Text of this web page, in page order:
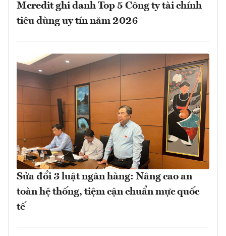
Mcredit ghi danh Top 5 Công ty tài chính
tiêu dùng uy tín năm 2026
Sửa đổi 3 luật ngân hàng: Nâng cao an
toàn hệ thống, tiệm cận chuẩn mực quốc
tế